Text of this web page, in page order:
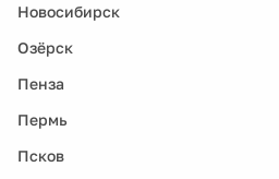
Новосибирск
Озёрск
Пенза
Пермь
Псков